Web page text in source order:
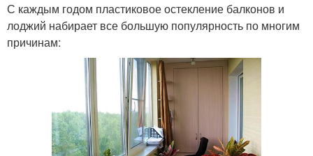
С каждым годом пластиковое остекление балконов и
лоджий набирает все большую популярность по многим
причинам: